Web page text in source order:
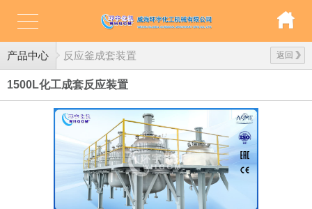
产品中心 返回
反应釜成套装置
1500L化工成套反应装置